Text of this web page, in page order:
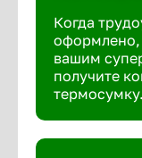
Когда
оформлено,
вашим
получите
термосумку.